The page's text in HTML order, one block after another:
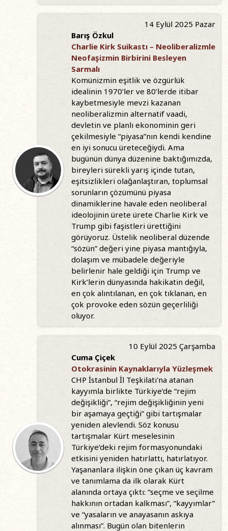
14 Eylül 2025 Pazar
Barış Özkul
Charlie Kirk Suikastı – Neoliberalizmle
Neofaşizmin Birbirini Besleyen
Sarmalı
Komünizmin eşitlik ve özgürlük
idealinin 1970’ler ve 80’lerde itibar
kaybetmesiyle mevzi kazanan
neoliberalizmin alternatif vaadi,
devletin ve planlı ekonominin geri
çekilmesiyle “piyasa”nın kendi kendine
en iyi sonucu üreteceğiydi. Ama
bugünün dünya düzenine baktığımızda,
bireyleri sürekli yarış içinde tutan,
eşitsizlikleri olağanlaştıran, toplumsal
sorunların çözümünü piyasa
dinamiklerine havale eden neoliberal
ideolojinin ürete ürete Charlie Kirk ve
Trump gibi faşistleri ürettiğini
görüyoruz. Üstelik neoliberal düzende
“sözün” değeri yine piyasa mantığıyla,
dolaşım ve mübadele değeriyle
belirlenir hale geldiği için Trump ve
Kirk’lerin dünyasında hakikatin değil,
en çok alıntılanan, en çok tıklanan, en
çok provoke eden sözün geçerliliği
oluyor.
10 Eylül 2025 Çarşamba
Cuma Çiçek
Otokrasinin Kaynaklarıyla Yüzleşmek
CHP İstanbul İl Teşkilatı'na atanan
kayyımla birlikte Türkiye’de “rejim
değişikliği”, “rejim değişikliğinin yeni
bir aşamaya geçtiği” gibi tartışmalar
yeniden alevlendi. Söz konusu
tartışmalar Kürt meselesinin
Türkiye’deki rejim formasyonundaki
etkisini yeniden hatırlattı, hatırlatıyor.
Yaşananlara ilişkin öne çıkan üç kavram
ve tanımlama da ilk olarak Kürt
alanında ortaya çıktı: “seçme ve seçilme
hakkının ortadan kalkması”, “kayyımlar”
ve “yasaların ve anayasanın askıya
alınması”. Bugün olan bitenlerin